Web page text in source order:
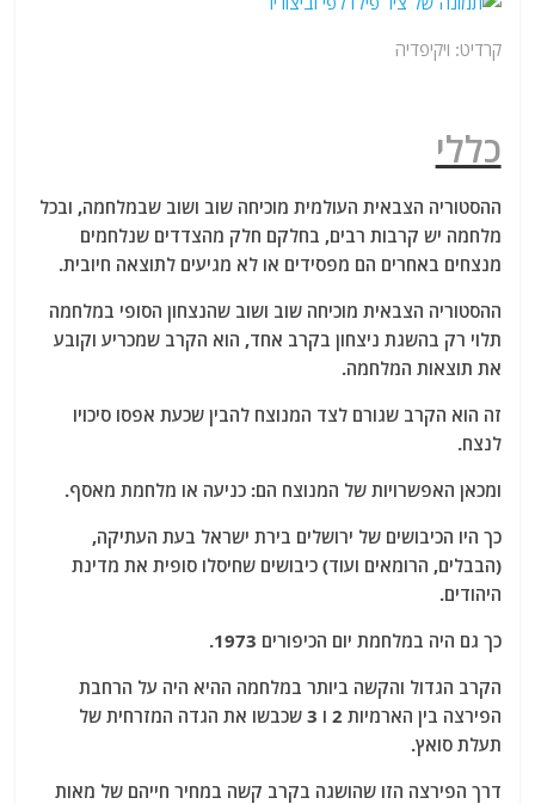
p
קרדיט: ויקיפדיה
כללי
ההסטוריה הצבאית העולמית מוכיחה שוב ושוב שבמלחמה, ובכל
מלחמה יש קרבות רבים, בחלקם חלק מהצדדים שנלחמים
מנצחים באחרים הם מפסידים או לא מגיעים לתוצאה חיובית.
ההסטוריה הצבאית מוכיחה שוב ושוב שהנצחון הסופי במלחמה
תלוי רק בהשגת ניצחון בקרב אחד, הוא הקרב שמכריע וקובע
את תוצאות המלחמה.
זה הוא הקרב שגורם לצד המנוצח להבין שכעת אפסו סיכויו
לנצח.
ומכאן האפשרויות של המנוצח הם: כניעה או מלחמת מאסף.
כך היו הכיבושים של ירושלים בירת ישראל בעת העתיקה,
(הבבלים, הרומאים ועוד) כיבושים שחיסלו סופית את מדינת
היהודים.
כך גם היה במלחמת יום הכיפורים 1973.
הקרב הגדול והקשה ביותר במלחמה ההיא היה על הרחבת
הפירצה בין הארמיות 2 ו 3 שכבשו את הגדה המזרחית של
תעלת סואץ.
דרך הפירצה הזו שהושגה בקרב קשה במחיר חייהם של מאות